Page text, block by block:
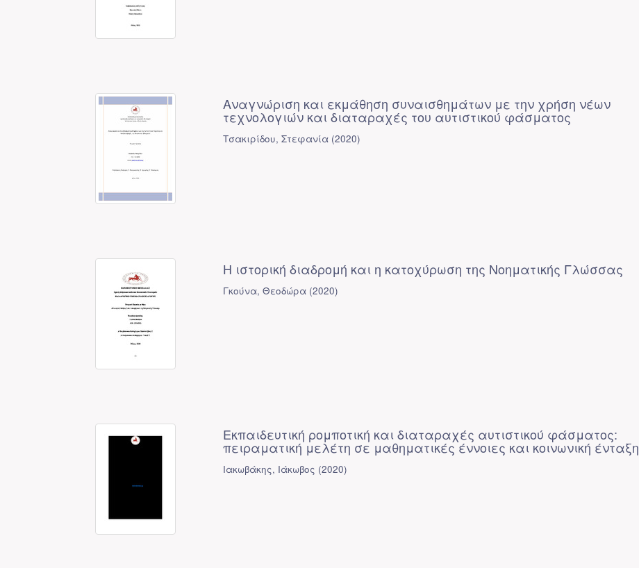
Αναγνώριση και εκμάθηση συναισθημάτων με την χρήση νέων
τεχνολογιών και διαταραχές του αυτιστικού φάσματος
Τσακιρίδου, Στεφανία (2020)
Η ιστορική διαδρομή και η κατοχύρωση της Νοηματικής Γλώσσας
Γκούνα, Θεοδώρα (2020)
Εκπαιδευτική ρομποτική και διαταραχές αυτιστικού φάσματος:
πειραματική μελέτη σε μαθηματικές έννοιες και κοινωνική ένταξη
Ιακωβάκης, Ιάκωβος (2020)